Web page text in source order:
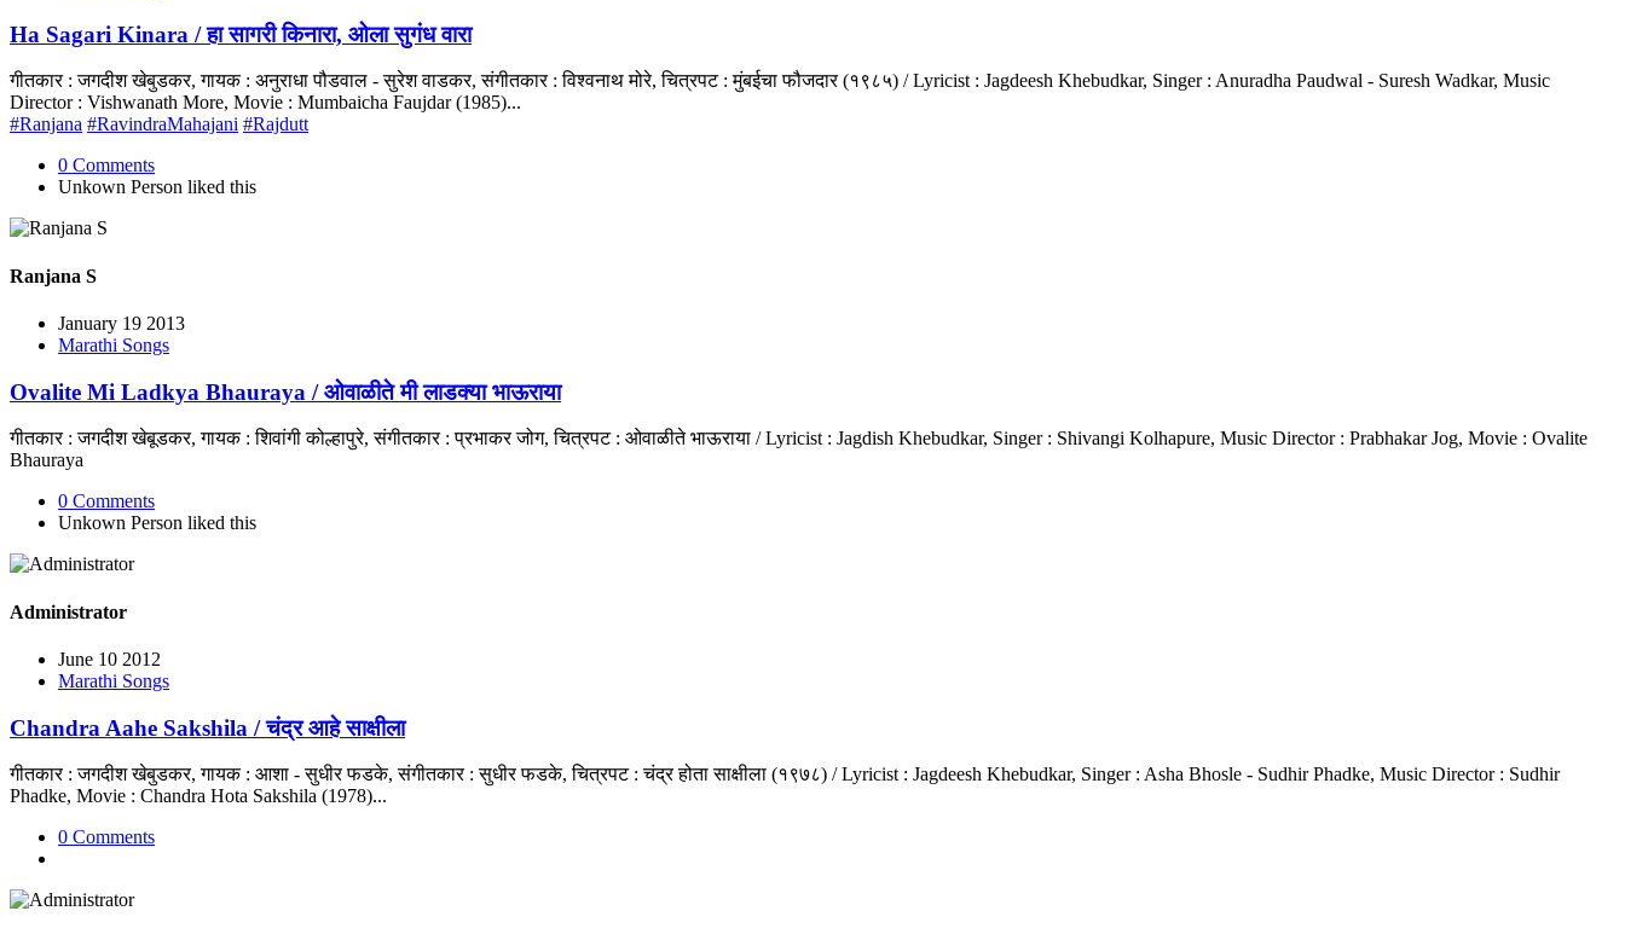
Ha Sagari Kinara / हा सागरी किनारा, ओला सुगंध वारा
गीतकार : जगदीश खेबुडकर, गायक : अनुराधा पौडवाल - सुरेश वाडकर, संगीतकार : विश्वनाथ मोरे, चित्रपट : मुंबईचा फौजदार (१९८५) / Lyricist : Jagdeesh Khebudkar, Singer : Anuradha Paudwal - Suresh Wadkar, Music
Director : Vishwanath More, Movie : Mumbaicha Faujdar (1985)...
#Ranjana #RavindraMahajani #Rajdutt
0 Comments
Unkown Person liked this
Ranjana S
January 19 2013
Marathi Songs
Ovalite Mi Ladkya Bhauraya / ओवाळीते मी लाडक्या भाऊराया
गीतकार : जगदीश खेबूडकर, गायक : शिवांगी कोल्हापुरे, संगीतकार : प्रभाकर जोग, चित्रपट : ओवाळीते भाऊराया / Lyricist : Jagdish Khebudkar, Singer : Shivangi Kolhapure, Music Director : Prabhakar Jog, Movie : Ovalite
Bhauraya
0 Comments
Unkown Person liked this
Administrator
June 10 2012
Marathi Songs
Chandra Aahe Sakshila / चंद्र आहे साक्षीला
गीतकार : जगदीश खेबुडकर, गायक : आशा - सुधीर फडके, संगीतकार : सुधीर फडके, चित्रपट : चंद्र होता साक्षीला (१९७८) / Lyricist : Jagdeesh Khebudkar, Singer : Asha Bhosle - Sudhir Phadke, Music Director : Sudhir
Phadke, Movie : Chandra Hota Sakshila (1978)...
0 Comments